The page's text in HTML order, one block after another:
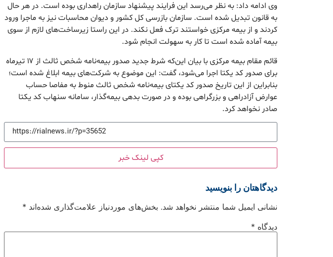
وی ادامه داد: به نظر می‌رسد این فرایند پیشنهاد سازمان راهداری بوده است. در هر حال
به قانون تبدیل شده است. سازمان بازرسی کل کشور و دیوان محاسبات نیز به ماجرا ورود
کردند و از بیمه مرکزی خواستند ترک فعل نکند. در این راستا زیرساخت‌های لازم از سوی
بیمه آماده شده است تا کار به سهولت انجام شود.
قائم مقام بیمه مرکزی با بیان این‌که شرط جدید صدور بیمه‌نامه شخص ثالث از ۱۷ تیرماه
برای صدور کد یکتا اجرا می‌شود، گفت: این موضوع به شرکت‌های بیمه ابلاغ شده است؛
بنابراین از این تاریخ صدور کد یکتای بیمه‌نامه شخص ثالث منوط به مفاصا حساب
عوارض آزادراهی و بزرگراهی بوده و در صورت بدهی بیمه‌گذار، سامانه سنهاب کد یکتا
صادر نخواهد کرد.
کپی لینک خبر
دیدگاهتان را بنویسید
نشانی ایمیل شما منتشر نخواهد شد. بخش‌های موردنیاز علامت‌گذاری شده‌اند *
دیدگاه *